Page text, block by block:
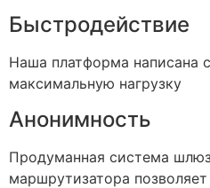
Быстродействие
Наша платформа написана
максимальную нагрузку
Анонимность
Продуманная система
маршрутизатора